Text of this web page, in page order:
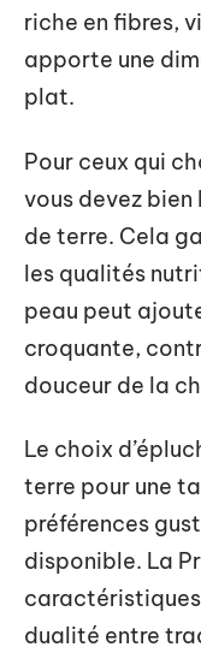
riche en fibres,
apporte une
plat.
Pour ceux qui
vous devez
de terre. Cela
les qualités
peau peut
croquante,
douceur de la
Le choix
terre pour une
préférences
disponible. La
dualité entre